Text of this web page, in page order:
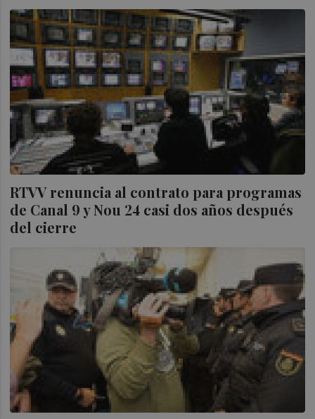
RTVV renuncia al contrato para programas
de Canal 9 y Nou 24 casi dos años después
del cierre